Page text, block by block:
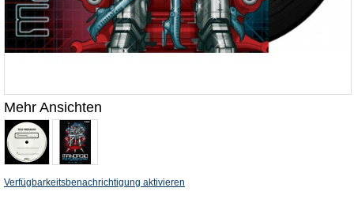
Mehr Ansichten
Verfügbarkeitsbenachrichtigung aktivieren